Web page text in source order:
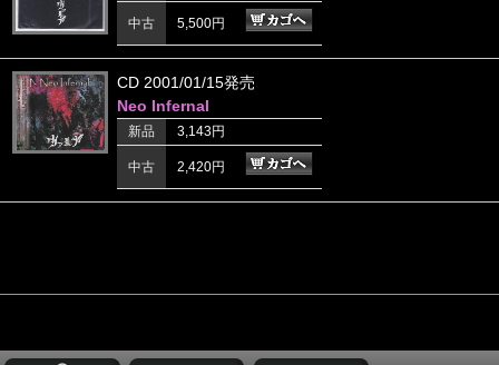
中古 5,500円
CD 2001/01/15発売
Neo Infernal
新品 3,143円
中古 2,420円